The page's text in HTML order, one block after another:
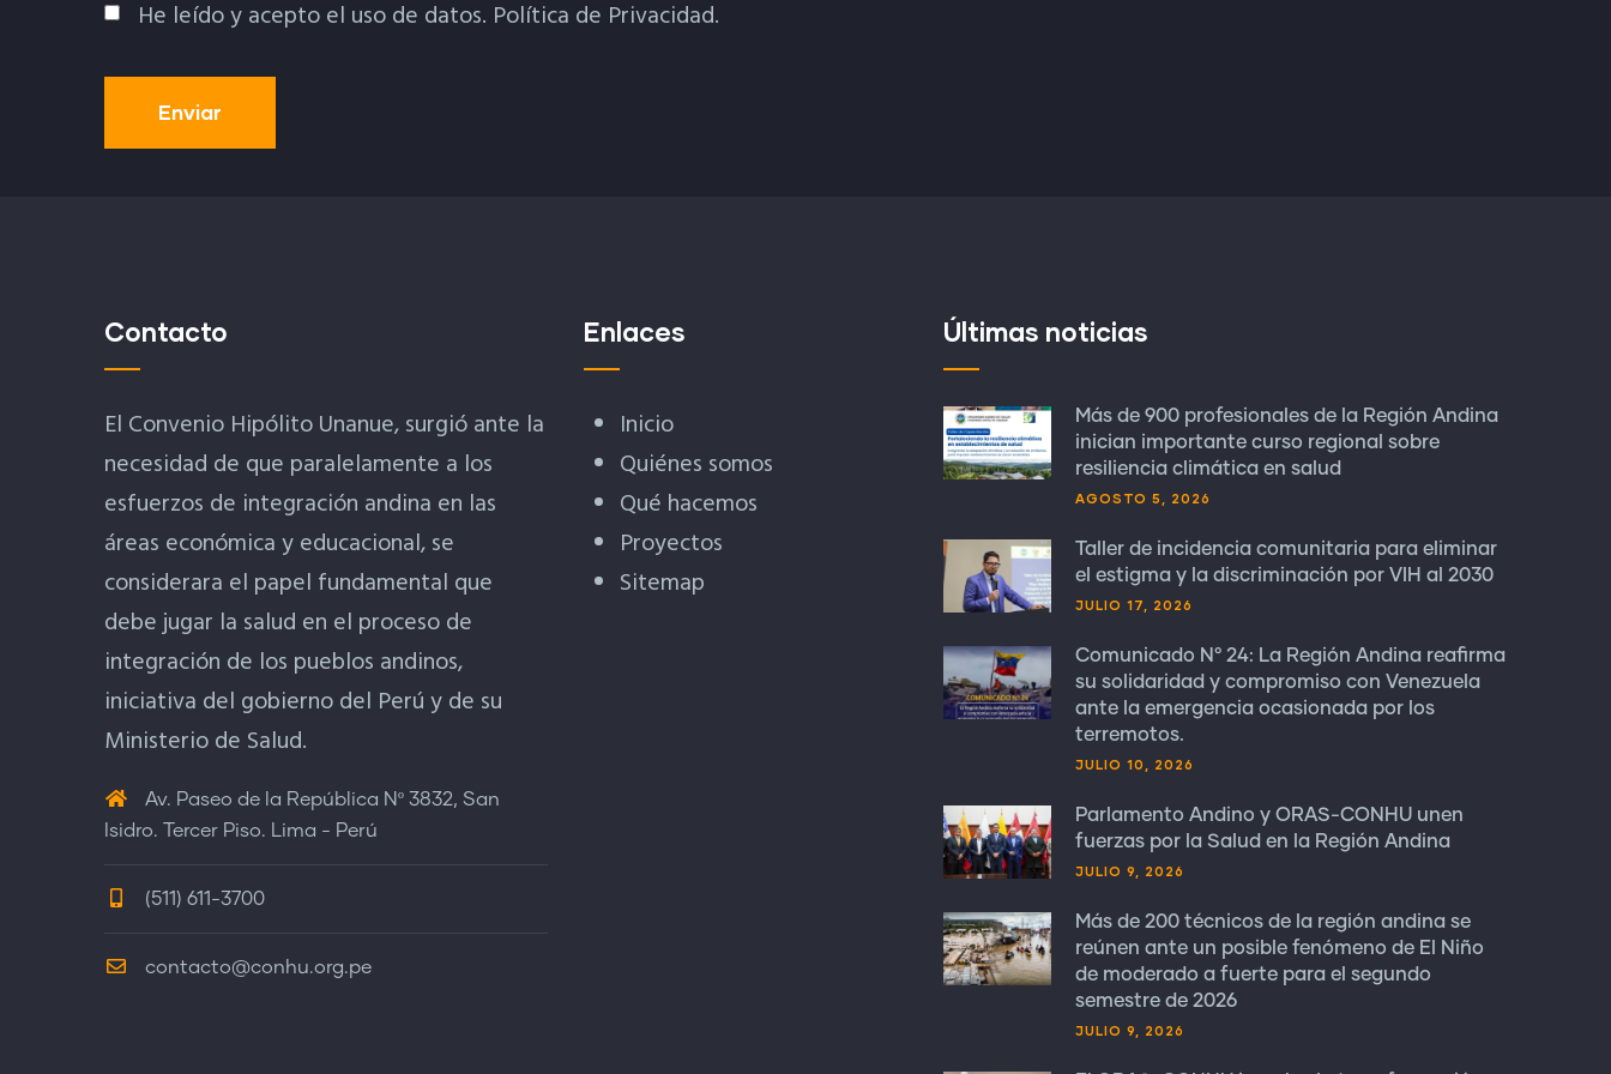
Política De Privacidad
He leído y acepto el uso de datos. Política de Privacidad.
Contacto
El Convenio Hipólito Unanue, surgió ante la
necesidad de que paralelamente a los
esfuerzos de integración andina en las
áreas económica y educacional, se
considerara el papel fundamental que
debe jugar la salud en el proceso de
integración de los pueblos andinos,
iniciativa del gobierno del Perú y de su
Ministerio de Salud.
Av. Paseo de la República Nº 3832, San
Isidro. Tercer Piso. Lima - Perú
(511) 611-3700
contacto@conhu.org.pe
Enlaces
Inicio
Quiénes somos
Qué hacemos
Proyectos
Sitemap
Últimas noticias
Más de 900 profesionales de la Región Andina
inician importante curso regional sobre
resiliencia climática en salud
AGOSTO 5, 2026
Taller de incidencia comunitaria para eliminar
el estigma y la discriminación por VIH al 2030
JULIO 17, 2026
Comunicado N° 24: La Región Andina reafirma
su solidaridad y compromiso con Venezuela
ante la emergencia ocasionada por los
terremotos.
JULIO 10, 2026
Parlamento Andino y ORAS-CONHU unen
fuerzas por la Salud en la Región Andina
JULIO 9, 2026
Más de 200 técnicos de la región andina se
reúnen ante un posible fenómeno de El Niño
de moderado a fuerte para el segundo
semestre de 2026
JULIO 9, 2026